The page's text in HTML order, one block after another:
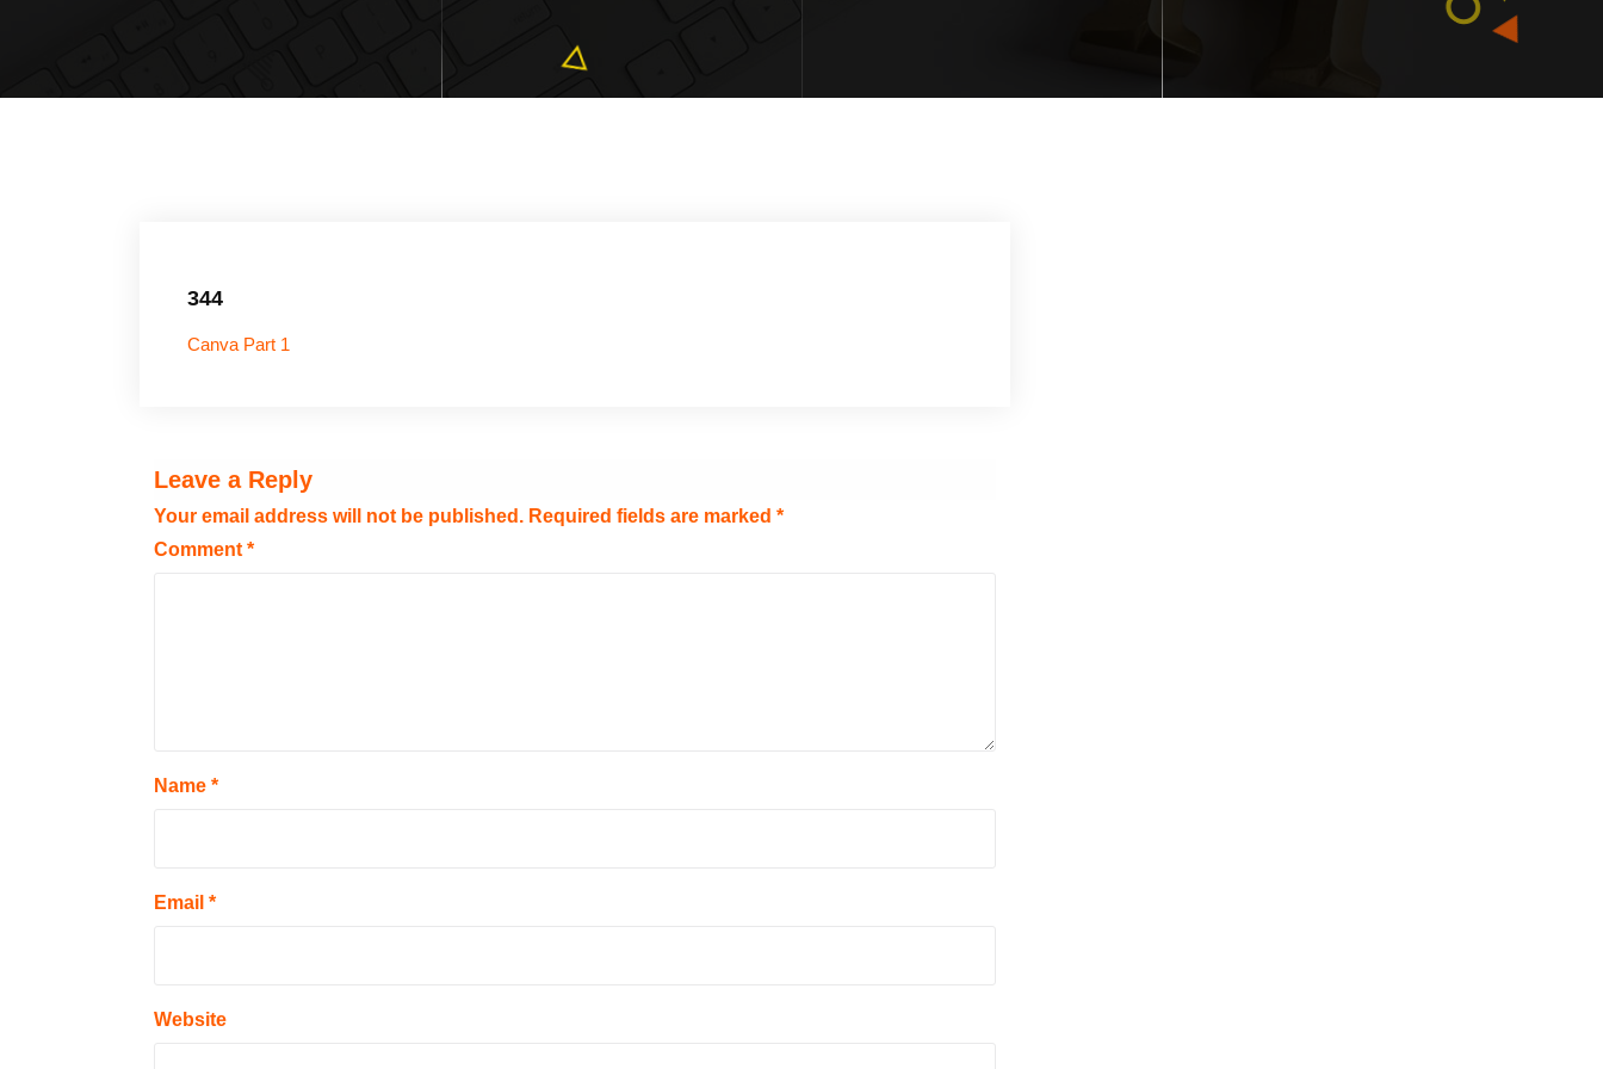
344
Canva Part 1
Leave a Reply
Your email address will not be published. Required fields are marked *
Comment *
Name *
Email *
Website